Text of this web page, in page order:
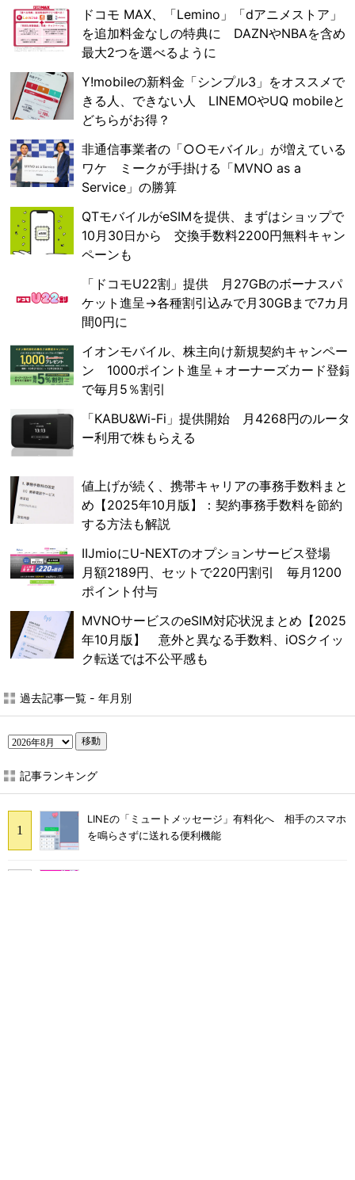
ドコモ MAX、「Lemino」「dアニメストア」
を追加料金なしの特典に DAZNやNBAを含め
最大2つを選べるように
Y!mobileの新料金「シンプル3」をオススメで
きる人、できない人 LINEMOやUQ mobileと
どちらがお得？
非通信事業者の「○○モバイル」が増えている
ワケ ミークが手掛ける「MVNO as a
Service」の勝算
QTモバイルがeSIMを提供、まずはショップで
10月30日から 交換手数料2200円無料キャン
ペーンも
「ドコモU22割」提供 月27GBのボーナスパ
ケット進呈→各種割引込みで月30GBまで7カ月
間0円に
イオンモバイル、株主向け新規契約キャンペー
ン 1000ポイント進呈＋オーナーズカード登録
で毎月5％割引
「KABU&Wi-Fi」提供開始 月4268円のルータ
ー利用で株もらえる
値上げが続く、携帯キャリアの事務手数料まと
め【2025年10月版】：契約事務手数料を節約
する方法も解説
IIJmioにU-NEXTのオプションサービス登場
月額2189円、セットで220円割引 毎月1200
ポイント付与
MVNOサービスのeSIM対応状況まとめ【2025
年10月版】 意外と異なる手数料、iOSクイッ
ク転送では不公平感も
過去記事一覧 - 年月別
移動
記事ランキング
LINEの「ミュートメッセージ」有料化へ 相手のスマホ
を鳴らさずに送れる便利機能